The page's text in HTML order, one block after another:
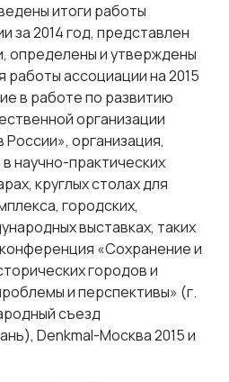
итоги работы
за 2014 год, представлен
определены и утверждены
работы ассоциации на 2015
в работе по развитию
организации
организация,
научно-практических
круглых столах для
городских,
выставках, таких
«Сохранение и
городов и
и перспективы» (г.
съезд
Denkmal-Москва 2015 и